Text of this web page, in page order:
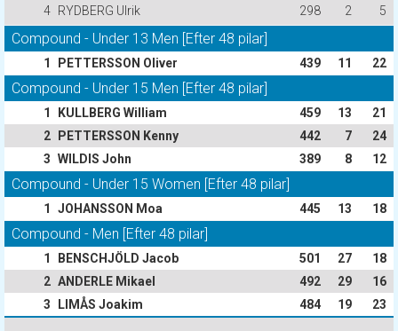
4 RYDBERG Ulrik 298 2 5
Compound - Under 13 Men [Efter 48 pilar]
1 PETTERSSON Oliver 439 11 22
Compound - Under 15 Men [Efter 48 pilar]
1 KULLBERG William 459 13
21
2
PETTERSSON Kenny 442 7
24
3 WILDIS John 389 8 12
Compound - Under 15 Women [Efter 48 pilar]
1 JOHANSSON Moa 445 13 18
Compound - Men [Efter 48 pilar]
1 BENSCHJÖLD Jacob 501 27
18
2 ANDERLE Mikael 492 29
16
3
LIMÅS Joakim 484 19 23